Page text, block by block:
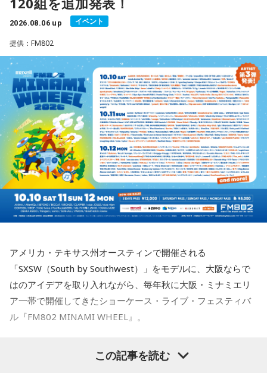
い愛情をのぞかせました。
挙げたのは、ボクシング元世界王者の具志堅用高さんでし
た。今年で世界王座獲得から50年という節目の年を迎えるこ
とに触れ、「手紙を書きたい」と温かい想いを語りました。
＜番組概要＞
番組名：日本郵便 SUNDAY'S POST
放送日時：毎週日曜 15:00～15:50
パーソナリティ：小山薫堂、宇賀なつみ
番組Webサイト： https://www.tfm.co.jp/post/
番組公式X：@sundayspost1
い。心が喜ぶ選択が新しいご縁につながるかも。夜は好きな
音楽を聴きながら、叶えたい未来をイメージしてね。
【8位】乙女座（おとめ座）
「ちゃんとしなきゃ」を少し緩めると、毎日がもっと楽しく
なりそうです。効率や正しさだけではなく、自分が心地よく
続けられる方法を探してみて。仕事のやり方を変えるのもお
すすめ。今日は一つだけ「やらなくていいこと」を決めてみ
ましょう。
【9位】牡牛座（おうし座）
いつもの安心感から少しだけ外へ出てみると、新しい楽しみ
が見つかりそう。大きく変える必要はありません。「ちょっ
と気になる」を試してみるくらいで十分です。今日は行って
みたいお店や場所を一つ探して、誰かを誘ってみてくださ
い。
【10位】蟹座（かに座）
を忘れていないか確認したい日。今日は誰かのためではなく
「私が嬉しいから」を選んでみてください。今夜は自分だけ
の小さなご褒美時間を作ると心が整いそうです。
【11位】山羊座（やぎ座）
頑張ることが当たり前になっているなら、今日は少し力を抜
が見えてきます。今日は仕事を早めに切り上げて好きなこと
DAYONE !』を10月14日（水）にリリースすることを発表し
ました。近年、海外の若いリスナーを中心に再び注目を集め
ているJ-Fusion。本作は、その王道ともいえる爽快かつパワフ
ルなサウンドへ原点回帰した、かつしかトリオ渾身のニュー
アルバムとなっています。
アルバムタイトルのきっかけとなったのは、あるコンサート
での出来事。演奏後のMCで、メンバーとファンが「やっぱり
J-Fusionは良いよね」という思いを分かち合うなかで生まれた
言葉が、「SO-DAYONE !（そうだよね！）」でした。この言
葉から着想を得た向谷 実を中心に制作が進められ、短期間で
アルバムの骨格が作り上げられていきました。
レコーディングでは、メンバーがそれぞれの演奏環境で個別
に収録する手法を採用。各パートを緻密に構築することで、
フュージョンならではの精密なアレンジと、3人それぞれの個
性が際立つ強固なアンサンブルを実現しています。制作を進
めるなかでは、かつしかトリオにとっても多くの新たな発見
となっていきます。メンバーそれぞれが培ってきた経験と感
性を持ち寄りながら、これまでにないアプローチにも向き合
ったことで、3人の新たな可能性を感じさせる作品へと仕上が
っています。
◆多彩な楽曲が描き出す、旅のようなアルバム体験
ティングが印象的なタイトル曲「SO-DAYONE !」、スリリン
2026.08.06 up イベント
提供：FM802
アメリカ・テキサス州オースティンで開催される
「SXSW（South by Southwest）」をモデルに、大阪ならで
はのアイデアを取り入れながら、毎年秋に大阪・ミナミエリ
ア一帯で開催してきたショーケース・ライブ・フェスティバ
ル『FM802 MINAMI WHEEL』。
今年も『Maxell presents FM802 MINAMI WHEEL 2026』
として、10月10日（土）、11日（日）、12日（月・祝）の3
この記事を読む